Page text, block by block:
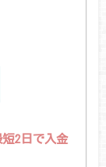
2日で入金